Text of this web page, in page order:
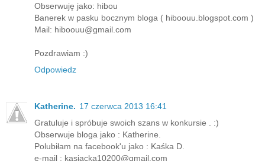
Obserwuję jako: hibou
Banerek w pasku bocznym bloga ( hiboouu.blogspot.com )
Mail: hiboouu@gmail.com
Pozdrawiam :)
Odpowiedz
Katherine. 17 czerwca 2013 16:41
Gratuluje i spróbuje swoich szans w konkursie . :)
Obserwuje bloga jako : Katherine.
Polubiłam na facebook'u jako : Kaśka D.
e-mail : kasiacka10200@gmail.com